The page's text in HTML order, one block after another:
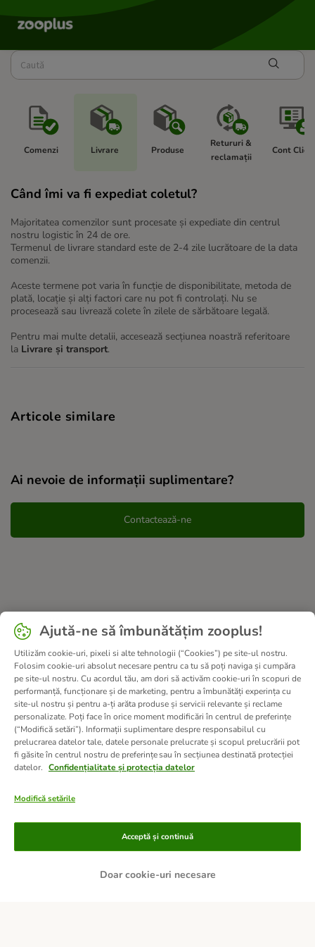
Comenzi Livrare Produse
Retururi &
reclamații
Cont
Când îmi va fi expediat coletul?
Majoritatea comenzilor sunt procesate și expediate din centrul
nostru logistic în 24 de ore.
Termenul de livrare standard este de 2-4 zile lucrătoare de la data
comenzii.
Aceste termene pot varia în funcție de disponibilitate, metoda de
plată, locație și alți factori care nu pot fi controlați. Nu se
procesează sau livrează colete în zilele de sărbătoare legală.
Pentru mai multe detalii, accesează secțiunea noastră referitoare
la Livrare și transport.
Articole similare
Ai nevoie de informații suplimentare?
Contactează-ne
Metode de plată
PLATĂ RAMBURS LA LIVRARE TRANSFER BANCAR
Ajută-ne să îmbunătățim zooplus!
Utilizăm cookie-uri, pixeli si alte tehnologii (“Cookies”) pe site-ul nostru.
Folosim cookie-uri absolut necesare pentru ca tu să poți naviga și cumpăra
pe site-ul nostru. Cu acordul tău, am dori să activăm cookie-uri în scopuri de
performanță, funcționare și de marketing, pentru a îmbunătăți experința cu
site-ul nostru și pentru a-ți arăta produse și servicii relevante și reclame
personalizate. Poți face în orice moment modificări în centrul de preferințe
(“Modifică setări”). Informații suplimentare despre responsabilul cu
prelucrarea datelor tale, datele personale prelucrate și scopul prelucrării pot
fi găsite în centrul nostru de preferințe sau în secțiunea destinată protecției
datelor. Confidențialitate și protecția datelor
Modifică setările
Doar cookie-uri necesare
Acceptă și continuă